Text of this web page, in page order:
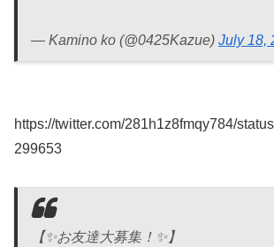
— Kamino ko (@0425Kazue) July 18,
https://twitter.com/281h1z8fmqy784/
299653
【✨お友達大募集！✨】